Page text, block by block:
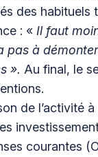
des habituels
: « Il faut
pas à
». Au final, le
de l’activité
courantes